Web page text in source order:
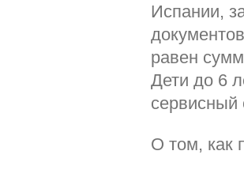
Испании,
равен
Дети до 6
сервисный
О том, как